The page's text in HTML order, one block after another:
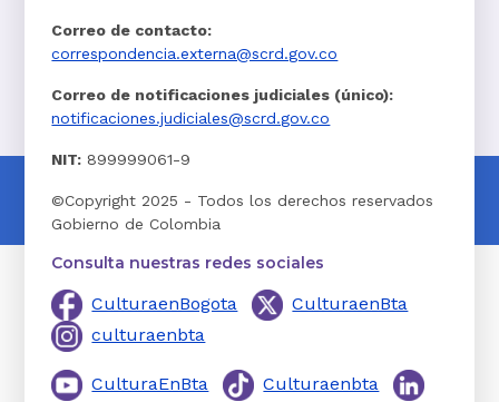
Correo de contacto:
correspondencia.externa@scrd.gov.co
Correo de notificaciones judiciales (único):
notificaciones.judiciales@scrd.gov.co
NIT: 899999061-9
©Copyright 2025 - Todos los derechos reservados
Gobierno de Colombia
Consulta nuestras redes sociales
CulturaenBogota
CulturaenBta
culturaenbta
CulturaEnBta
Culturaenbta